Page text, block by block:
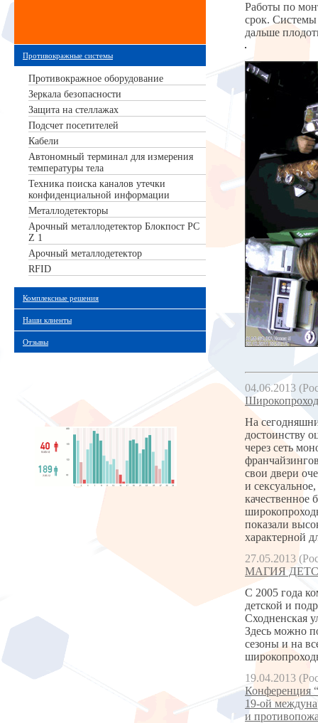
Противокражные системы
Противокражное оборудование
Зеркала безопасности
Защита на стеллажах
Подсчет посетителей
Кабели
Автономный терминал для измерения
температуры тела
Техника поиска каналов утечки
конфиденциальной информации
Металлодетекторы
Арочный металлодетектор Блокпост РС
Z 1
Арочный металлодетектор
RFID
Комплексные решения
Наши клиенты
Отзывы
Работы по
срок. Системы
дальше
04.06.2013
На
достоинству
через сеть
свои двери
и
качественное
показали
характерной
27.05.2013
МАГИЯ
С 2005 года
детской и
Сходненская
Здесь можно
сезоны и на
19.04.2013
Конференция
19-ой
и